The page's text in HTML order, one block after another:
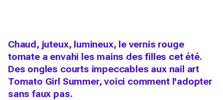
Chaud, juteux, lumineux, le vernis rouge
tomate a envahi les mains des filles cet été.
Des ongles courts impeccables aux nail art
Tomato Girl Summer, voici comment l'adopter
sans faux pas.